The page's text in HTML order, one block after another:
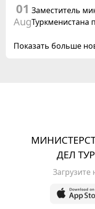
Туркменистаном
01
Aug
Заместитель
Туркменистана
сотрудничества
Показать больше
ДЕЛ